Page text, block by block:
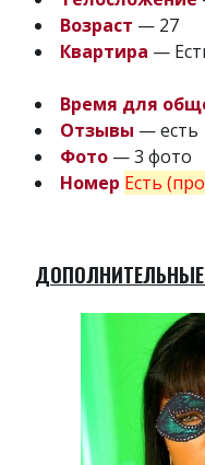
Возраст — 27
Квартира —
Время для
Отзывы — есть
Фото — 3 фото
Номер Есть